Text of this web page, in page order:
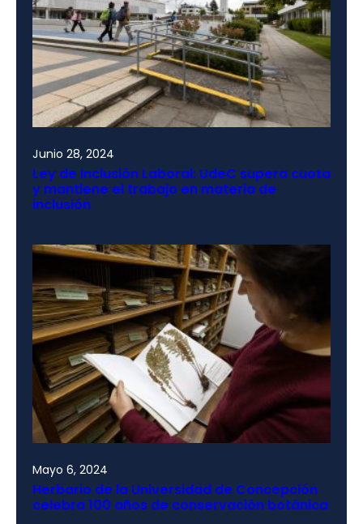
Junio 28, 2024
Ley de Inclusión Laboral: UdeC supera cuota
y mantiene el trabajo en materia de
inclusión
Mayo 6, 2024
Herbario de la Universidad de Concepción
celebra 100 años de conservación botánica